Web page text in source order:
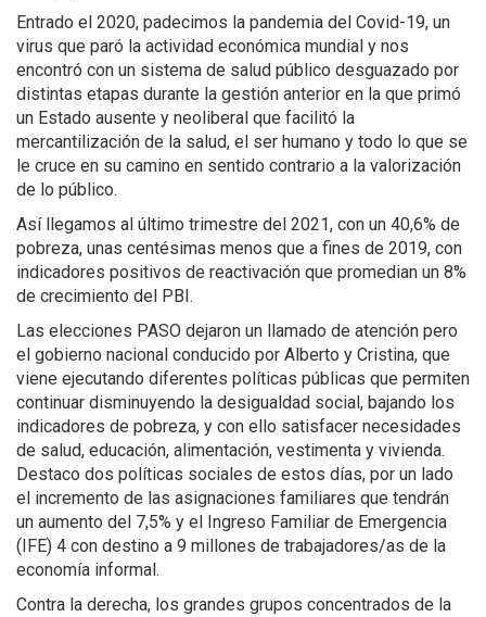
Entrado el 2020, padecimos la pandemia del Covid-19, un
virus que paró la actividad económica mundial y nos
encontró con un sistema de salud público desguazado por
distintas etapas durante la gestión anterior en la que primó
un Estado ausente y neoliberal que facilitó la
mercantilización de la salud, el ser humano y todo lo que se
le cruce en su camino en sentido contrario a la valorización
de lo público.
Así llegamos al último trimestre del 2021, con un 40,6% de
pobreza, unas centésimas menos que a fines de 2019, con
indicadores positivos de reactivación que promedian un 8%
de crecimiento del PBI.
Las elecciones PASO dejaron un llamado de atención pero
el gobierno nacional conducido por Alberto y Cristina, que
viene ejecutando diferentes políticas públicas que permiten
continuar disminuyendo la desigualdad social, bajando los
indicadores de pobreza, y con ello satisfacer necesidades
de salud, educación, alimentación, vestimenta y vivienda.
Destaco dos políticas sociales de estos días, por un lado
el incremento de las asignaciones familiares que tendrán
un aumento del 7,5% y el Ingreso Familiar de Emergencia
(IFE) 4 con destino a 9 millones de trabajadores/as de la
economía informal.
Contra la derecha, los grandes grupos concentrados de la